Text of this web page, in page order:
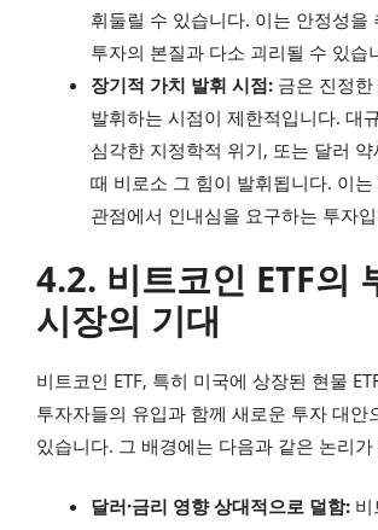
휘둘릴 수 있습니다. 이는 안정성을
투자의 본질과 다소 괴리될 수 있습
장기적 가치 발휘 시점: 금은 진정한
발휘하는 시점이 제한적입니다. 대
심각한 지정학적 위기, 또는 달러
때 비로소 그 힘이 발휘됩니다. 이는
관점에서 인내심을 요구하는 투자
4.2. 비트코인 ETF의
시장의 기대
비트코인 ETF, 특히 미국에 상장된 현물
투자자들의 유입과 함께 새로운 투자 대안
있습니다. 그 배경에는 다음과 같은 논리
달러·금리 영향 상대적으로 덜함: